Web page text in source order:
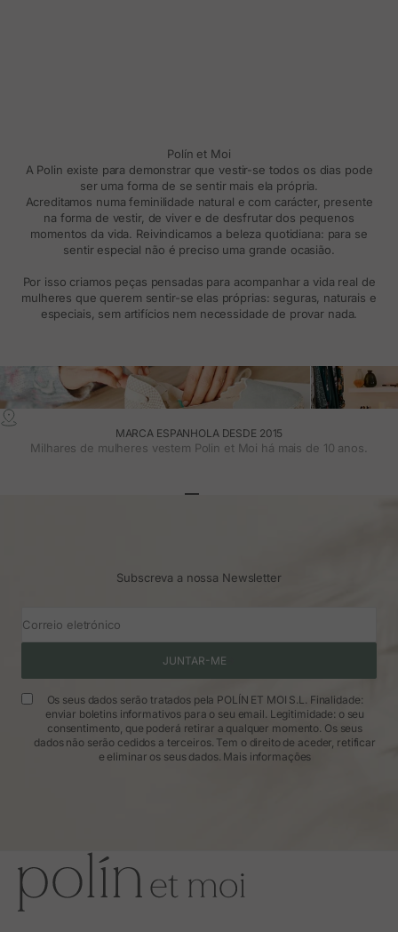
Polín et Moi
A Polin existe para demonstrar que vestir-se todos os dias pode
ser uma forma de se sentir mais ela própria.
Acreditamos numa feminilidade natural e com carácter, presente
na forma de vestir, de viver e de desfrutar dos pequenos
momentos da vida. Reivindicamos a beleza quotidiana: para se
sentir especial não é preciso uma grande ocasião.
Por isso criamos peças pensadas para acompanhar a vida real de
mulheres que querem sentir-se elas próprias: seguras, naturais e
especiais, sem artifícios nem necessidade de provar nada.
MARCA ESPANHOLA DESDE 2015
Milhares de mulheres vestem Polin et Moi há mais de 10 anos.
Subscreva a nossa Newsletter
Correio eletrónico
JUNTAR-ME
Os seus dados serão tratados pela POLÍN ET MOI S.L. Finalidade:
enviar boletins informativos para o seu email. Legitimidade: o seu
consentimento, que poderá retirar a qualquer momento. Os seus
dados não serão cedidos a terceiros. Tem o direito de aceder, retificar
e eliminar os seus dados. Mais informações